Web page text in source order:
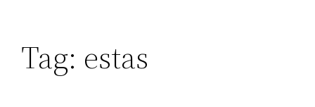
Tag: estas